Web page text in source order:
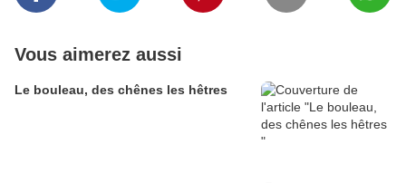
Vous aimerez aussi
Le bouleau, des chênes les hêtres